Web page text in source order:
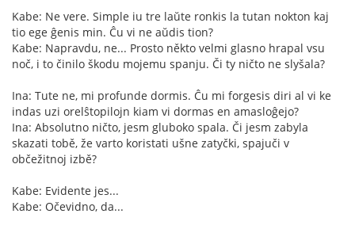
Kabe: Ne vere. Simple iu tre laŭte ronkis la tutan nokton kaj
tio ege ĝenis min. Ĉu vi ne aŭdis tion?
Kabe: Napravdu, ne... Prosto někto velmi glasno hrapal vsu
noč, i to činilo škodu mojemu spanju. Či ty ničto ne slyšala?
Ina: Tute ne, mi profunde dormis. Ĉu mi forgesis diri al vi ke
indas uzi orelŝtopilojn kiam vi dormas en amasloĝejo?
Ina: Absolutno ničto, jesm gluboko spala. Či jesm zabyla
skazati tobě, že varto koristati ušne zatyčki, spajuči v
občežitnoj izbě?
Kabe: Evidente jes...
Kabe: Očevidno, da...